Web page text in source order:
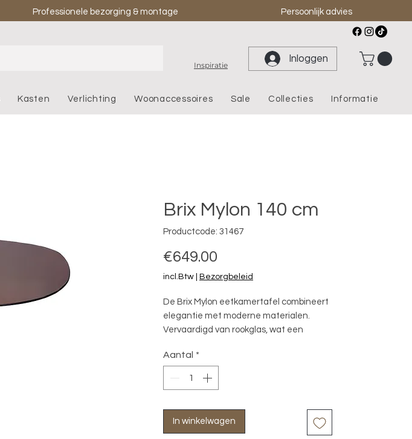
Professionele bezorging & montage Persoonlijk advies
Inspiratie
Inloggen
Kasten Verlichting Woonaccessoires Sale Collecties Informatie
Brix Mylon 140 cm
Productcode: 31467
€649.00
incl.Btw Bezorgbeleid
De Brix Mylon eetkamertafel combineert
elegantie met moderne materialen.
Vervaardigd van rookglas, wat een
ondersteund door een stalen poot die is
afgewerkt in een stijlvolle ivoorkleurige
coating. Mylon is perfecte mix van
functioneel als esthetisch aantrekkelijk
Aantal *
In winkelwagen